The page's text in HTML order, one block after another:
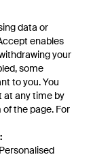
data or
enables
your
some
to you. You
at any time by
the page. For
data or
enables
your
some
to you. You
at any time by
the page. For
- Bianco
Boutique